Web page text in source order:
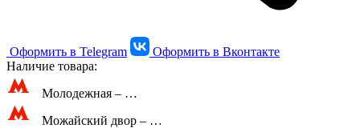
Оформить в Telegram
Оформить в Вконтакте
Наличие товара:
Молодежная – …
Можайский двор – …